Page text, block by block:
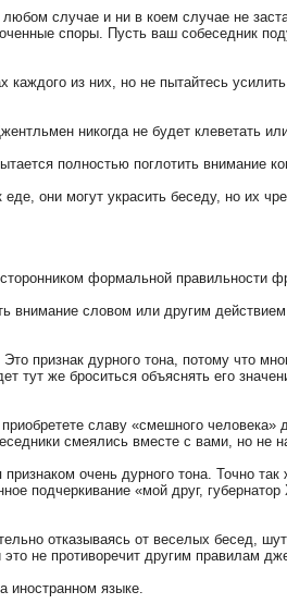
случае и ни в коем случае не
споры. Пусть ваш собеседник
из них, но не пытайтесь
никогда не будет клеветать
полностью поглотить внимание
они могут украсить беседу, но их
формальной правильности
внимание словом или другим
признак дурного тона, потому что
тут же броситься объяснять его
славу «смешного человека»
смеялись вместе с вами, но не
очень дурного тона. Точно так
подчеркивание «мой друг, губернатор
отказываясь от веселых бесед,
не противоречит другим правилам
иностранном языке.